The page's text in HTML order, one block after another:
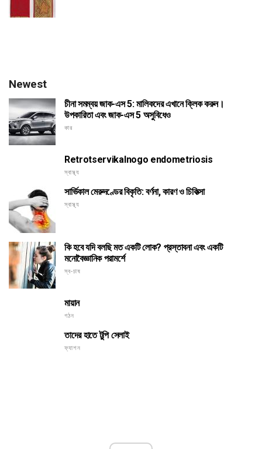
Newest
চীনা সমম্বয় জাক-এস 5: মালিকদের এখানে ক্লিক করুন।
উপকারিতা এবং জাক-এস 5 অসুবিধেও
কার
Retrotservikalnogo endometriosis
স্বাস্থ্য
সার্ভিকাল মেরুদণ্ডের বিকৃতি: বর্ণনা, কারণ ও চিকিত্সা
স্বাস্থ্য
কি হবে যদি বলছি মত একটি লোক? প্রস্তাবনা এবং একটি
মনোবৈজ্ঞানিক পরামর্শে
স্ব-চাষ
মায়ান
গঠন
তাদের হাতে টুপি সেলাই
ফ্যাশন